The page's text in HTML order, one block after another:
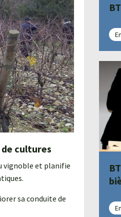
cultures
vignoble et planifie
sa conduite de